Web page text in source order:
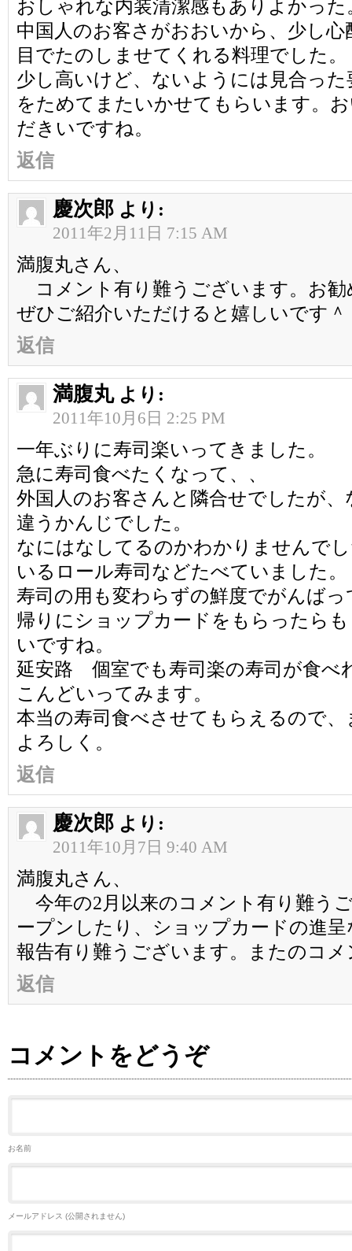
おしゃれな内装清潔感もありよかった
中国人のお客さがおおいから、少し
目でたのしませてくれる料理でした。
少し高いけど、ないようには見合っ
をためてまたいかせてもらいます。
だきいですね。
返信
慶次郎 より:
2011年2月11日 7:15 AM
満腹丸さん、
コメント有り難うございます。お
ぜひご紹介いただけると嬉しいです＾
返信
満腹丸 より:
2011年10月6日 2:25 PM
一年ぶりに寿司楽いってきました。
急に寿司食べたくなって、、
外国人のお客さんと隣合せでしたが
違うかんじでした。
なにはなしてるのかわかりませんで
いるロール寿司などたべていました。
寿司の用も変わらずの鮮度でがんば
帰りにショップカードをもらったら
いですね。
延安路 個室でも寿司楽の寿司が食べ
こんどいってみます。
本当の寿司食べさせてもらえるので
よろしく。
返信
慶次郎 より:
2011年10月7日 9:40 AM
満腹丸さん、
今年の2月以来のコメント有り難う
ープンしたり、ショップカードの進
報告有り難うございます。またのコ
返信
コメントをどうぞ
お名前
メールアドレス (公開されません)